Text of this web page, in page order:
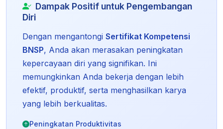
Dampak Positif untuk Pengembangan
Diri
Dengan mengantongi Sertifikat Kompetensi
BNSP, Anda akan merasakan peningkatan
kepercayaan diri yang signifikan. Ini
memungkinkan Anda bekerja dengan lebih
efektif, produktif, serta menghasilkan karya
yang lebih berkualitas.
Peningkatan Produktivitas